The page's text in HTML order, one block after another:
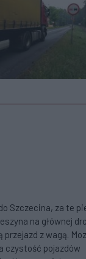
Szczecina, za te
na głównej
z wagą.
czystość pojazdów